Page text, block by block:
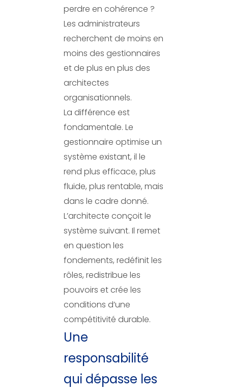
perdre en cohérence ?
Les administrateurs
recherchent de moins en
moins des gestionnaires
et de plus en plus des
architectes
organisationnels.
La différence est
fondamentale. Le
gestionnaire optimise un
système existant, il le
rend plus efficace, plus
fluide, plus rentable, mais
dans le cadre donné.
L’architecte conçoit le
système suivant. Il remet
en question les
fondements, redéfinit les
rôles, redistribue les
pouvoirs et crée les
conditions d’une
compétitivité durable.
Une
responsabilité
qui dépasse les